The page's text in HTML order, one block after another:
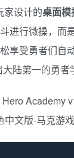
家设计的桌面模
进行微操，
受勇者们自
陆第一的勇者